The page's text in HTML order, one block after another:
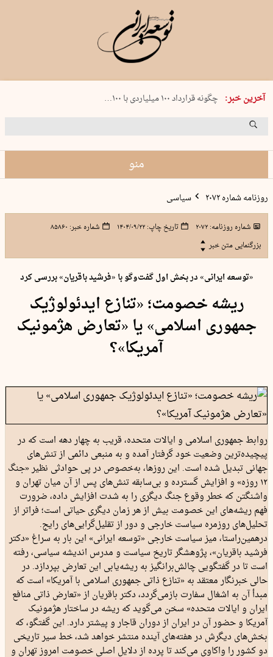
آخرین خبر:
شنبه 17 مرداد 1405 شماره 2244
چگونه قرارداد ۱۰۰ میلیاردی با ۱۰۰…
پنجره‌ای که باز نشد
منو
روزنامه شماره ۲۰۷۲ سیاسی
شماره روزنامه:۲۰۷۲ تاریخ چاپ:۱۴۰۴/۰۹/۲۲ شماره خبر: ۸۵۸۶۰
بزرگنمایی متن خبر
«توسعه ایرانی» در بخش اول گفت‌و‌گو با «فرشید باقریان» بررسی کرد
ریشه خصومت؛ «تنازع ایدئولوژیک
جمهوری اسلامی» یا «تعارض هژمونیک
آمریکا»؟
روابط جمهوری اسلامی و ایالات متحده، قریب به چهار دهه است که در
پیچیده‌ترین وضعیت خود گرفتار آمده و به منبعی دائمی از تنش‌های
جهانی تبدیل شده است. این روزها، به‌خصوص در پی حوادثی نظیر «جنگ
۱۲ روزه» و افزایش گسترده و بی‌سابقه تنش‌های پس از آن میان تهران و
واشنگتن که خطر وقوع جنگ دیگری را به شدت افزایش داده، ضرورت
فهم ریشه‌های این خصومت بیش از هر زمان دیگری حیاتی است؛ فراتر از
تحلیل‌های روزمره سیاست خارجی و دور از تقلیل‌گرایی‌های رایج.
درهمین‌راستا، میز سیاست خارجی «توسعه ایرانی» این بار به سراغ «دکتر
فرشید باقریان»، پژوهشگر تاریخ سیاست و مدرس اندیشه سیاسی، رفته
است تا در گفتگویی چالش‌برانگیز به ریشه‌یابی این تعارض بپردازد. در
حالی خبرنگار معتقد به «تنازع ذاتی جمهوری اسلامی با آمریکا» است که
مبدأ آن به اشغال سفارت بازمی‌گردد، دکتر باقریان از «تعارض ذاتی منافع
ایران و ایالات متحده» سخن می‌گوید که ریشه در ساختار هژمونیک
آمریکا و حضور آن در ایران از دوران قاجار و پیشتر دارد. این گفتگو، که
بخش‌های دیگرش در هفته‌های آینده منتشر خواهد شد، خط سیر تاریخی
دو کشور را واکاوی می‌کند تا پرده از دلایل اصلی خصومت امروز تهران و